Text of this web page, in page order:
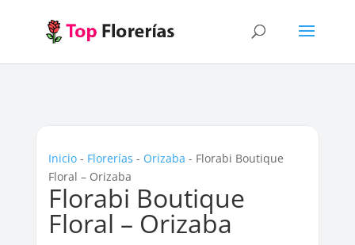
Inicio- Florerías - Orizaba - Florabi Boutique
Floral – Orizaba
Florabi Boutique
Floral – Orizaba